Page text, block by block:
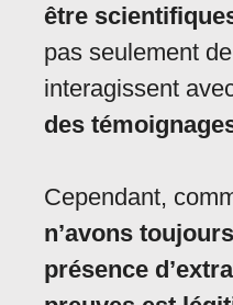
être
pas seulement
interagissent
des
Cependant,
n’avons
présence